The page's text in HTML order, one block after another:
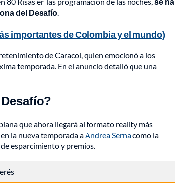
del Desafío.
importantes de Colombia y el mundo)
de Caracol, quien emocionó a los
temporada. En el anuncio detalló que una
que ahora llegará al formato reality más
la nueva temporada aAndrea Sernacomo la
esparcimiento y premios.